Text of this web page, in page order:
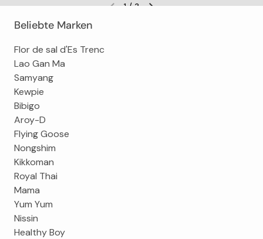
1/3
Beliebte Marken
Flor de sal d'Es Trenc
Lao Gan Ma
Samyang
Kewpie
Bibigo
Aroy-D
Flying Goose
Nongshim
Kikkoman
Royal Thai
Mama
Yum Yum
Nissin
Healthy Boy